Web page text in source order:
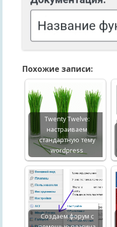
Похожие записи:
Twenty Twelve:
настраиваем
стандартную тему
wordpress
Создаем форум с